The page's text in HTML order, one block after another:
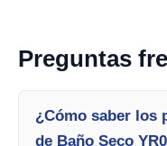
Preguntas
¿Cómo saber los
de Baño Seco